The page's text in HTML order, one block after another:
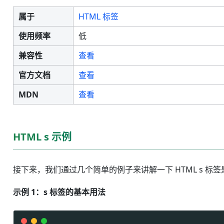
属于
HTML 标签
使用频率
低
兼容性
查看
官方文档
查看
MDN
查看
HTML s 示例
接下来，我们通过几个简单的例子来讲解一下 HTML s 标签
示例 1：s 标签的基本用法